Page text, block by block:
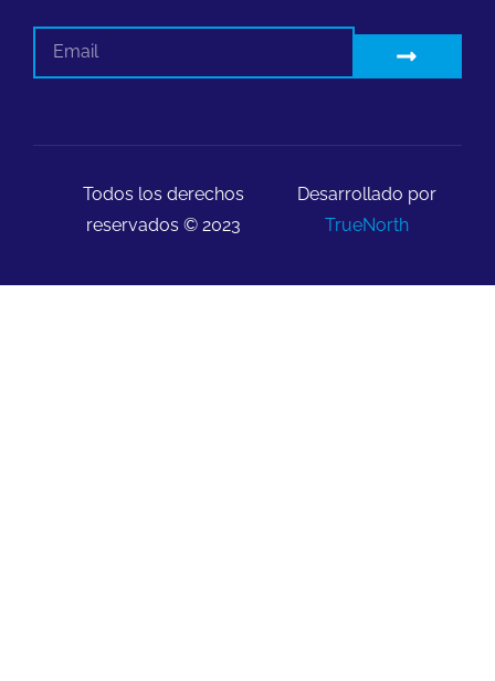
Todos los derechos
reservados © 2023
Desarrollado por
TrueNorth